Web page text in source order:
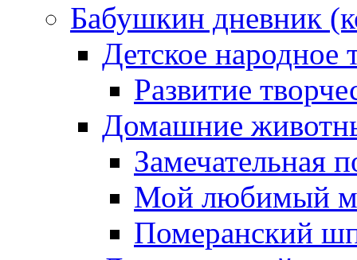
Бабушкин дневник
Детское народное
Развитие
Домашние
Замечательная
Мой любимый
Померанский